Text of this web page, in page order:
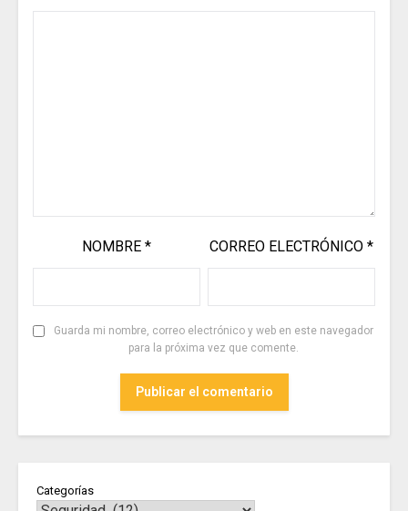
NOMBRE* CORREO ELECTRÓNICO *
Guarda mi nombre, correo electrónico y web en este navegador
para la próxima vez que comente.
Categorías